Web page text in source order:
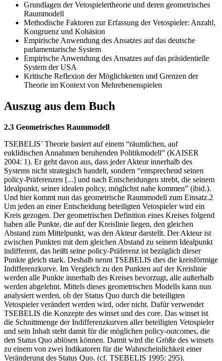
Grundlagen der Vetospielertheorie und deren geometrisches
Raummodell
Methodische Faktoren zur Erfassung der Vetospieler: Anzahl,
Kongruenz und Kohäsion
Empirische Anwendung des Ansatzes auf das deutsche
parlamentarische System
Empirische Anwendung des Ansatzes auf das präsidentielle
System der USA
Kritische Reflexion der Möglichkeiten und Grenzen der
Theorie im Kontext von Mehrebenenspielen
Auszug aus dem Buch
2.3 Geometrisches Raummodell
TSEBELIS’ Theorie basiert auf einem “räumlichen, auf
euklidischen Annahmen beruhenden Politikmodell” (KAISER
2004: 1). Er geht davon aus, dass jeder Akteur innerhalb des
Systems nicht strategisch handelt, sondern “entsprechend seinen
policy-Präferenzen [...] und nach Entscheidungen strebt, die seinem
Idealpunkt, seiner idealen policy, möglichst nahe kommen” (ibid.).
Und hier kommt nun das geometrische Raummodell zum Einsatz.2
Um jeden an einer Entscheidung beteiligten Vetospieler wird ein
Kreis gezogen. Der geometrischen Definition eines Kreises folgend
haben alle Punkte, die auf der Kreislinie liegen, den gleichen
Abstand zum Mittelpunkt, was den Akteur darstellt. Der Akteur ist
zwischen Punkten mit dem gleichen Abstand zu seinem Idealpunkt
indifferent, das heißt seine policy-Präferenz ist bezüglich dieser
Punkte gleich stark. Deshalb nennt TSEBELIS dies die kreisförmige
Indifferenzkurve. Im Vergleich zu den Punkten auf der Kreislinie
werden alle Punkte innerhalb des Kreises bevorzugt, alle außerhalb
werden abgelehnt. Mittels dieses geometrischen Modells kann nun
analysiert werden, ob der Status Quo durch die beteiligten
Vetospieler verändert werden wird, oder nicht. Dafür verwendet
TSEBELIS die Konzepte des winset und des core. Das winset ist
die Schnittmenge der Indifferenzkurven aller beteiligten Vetospieler
und sein Inhalt steht damit für die möglichen policy-outcomes, die
den Status Quo ablösen können. Damit wird die Größe des winsets
zu einem von zwei Indikatoren für die Wahrscheinlichkeit einer
Veränderung des Status Quo. (cf. TSEBELIS 1995: 295).